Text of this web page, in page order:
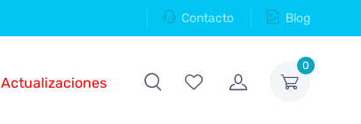
Contacto Blog
0
Actualizaciones